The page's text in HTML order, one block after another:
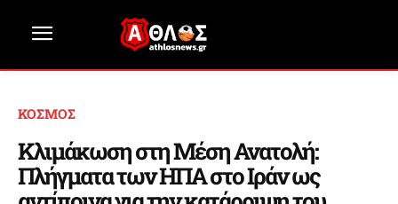
ΚΟΣΜΟΣ
Κλιμάκωση στη Μέση Ανατολή:
Πλήγματα των ΗΠΑ στο Ιράν ως